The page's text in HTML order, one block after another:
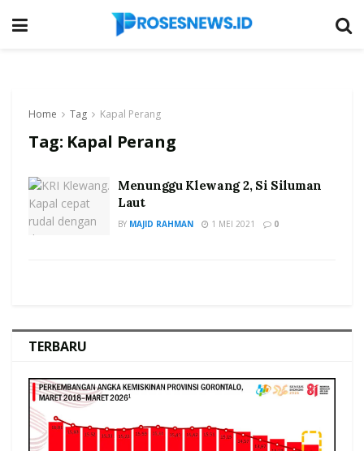
Home Tag Kapal Perang
Tag: Kapal Perang
Menunggu Klewang 2, Si Siluman
Laut
BY MAJID RAHMAN 1 MEI 2021 0
TERBARU